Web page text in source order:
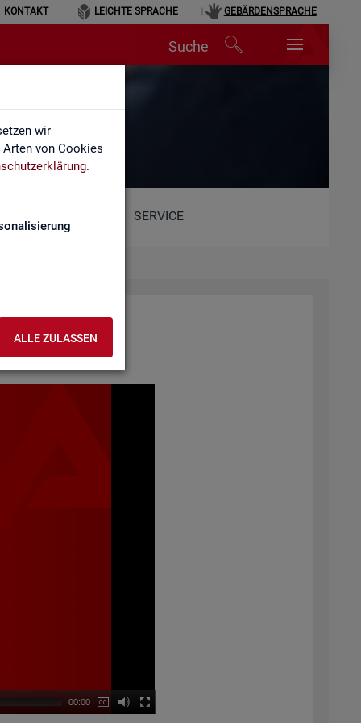
wir
von Cookies
.
ALLE ZULASSEN
KONTAKT LEICHTE SPRACHE GEBÄRDENSPRACHE
Suche
SERVICE
00:00